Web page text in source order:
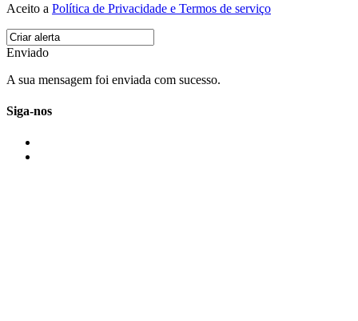
Aceito a Política de Privacidade e Termos de serviço
Enviado
A sua mensagem foi enviada com sucesso.
Siga-nos